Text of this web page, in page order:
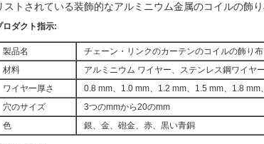
ストされている装飾的なアルミニウム金属のコイルの飾
ロダクト指示:
製品名
チェーン・リンクのカーテンのコイルの飾り布
材料
アルミニウム ワイヤー、ステンレス鋼ワイヤ
ワイヤー厚さ
0.8 mm、1.0 mm、1.2 mm、1.5 mm、1.8 mm
穴のサイズ
3つのmmから20のmm
色
銀、金、砲金、赤、黒い青銅